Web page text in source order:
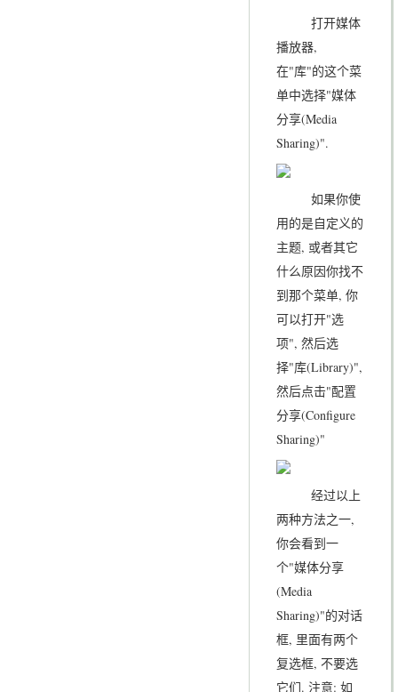
打开媒体
播放器,
在"库"的这个菜
单中选择"媒体
分享(Media
Sharing)".
如果你使
用的是自定义的
主题, 或者其它
什么原因你找不
到那个菜单, 你
可以打开"选
项", 然后选
择"库(Library)",
然后点击"配置
分享(Configure
Sharing)"
经过以上
两种方法之一,
你会看到一
个"媒体分享
(Media
Sharing)"的对话
框, 里面有两个
复选框, 不要选
它们. 注意: 如